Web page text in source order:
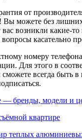
от
можете без лишних
возникли какие-
касательно
номеру
Для этого в
всегда
— бренды, модели и
квартире
теплых